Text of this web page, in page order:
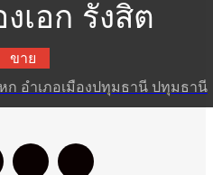
เอก รังสิต
งสวย
ขาย
ก อำเภอเมืองปทุมธานี ปทุมธานี